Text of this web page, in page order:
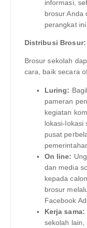
informasi,
brosur Anda
perangkat ini.
Distribusi Brosur:
Brosur sekolah
cara, baik secara
Luring:
pameran
kegiatan
lokasi-lokasi
pusat
On line:
dan media
kepada
brosur
Facebook
Kerja sama:
sekolah lain,